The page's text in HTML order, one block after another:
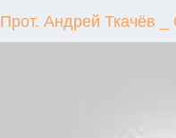
Прот. Андрей